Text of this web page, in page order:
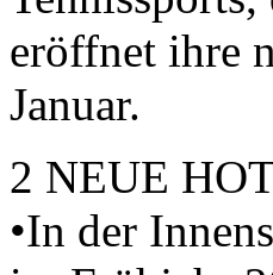
eröffnet ihre
Januar.
2 NEUE
•In der